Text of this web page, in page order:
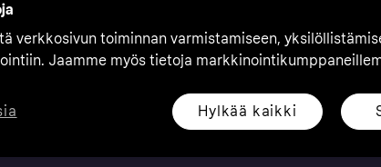
Bank AB (publ). Sveavägen 46, 111 34
verkkosivun toiminnan varmistamiseen,
Jaamme myös tietoja
Hylkää kaikki